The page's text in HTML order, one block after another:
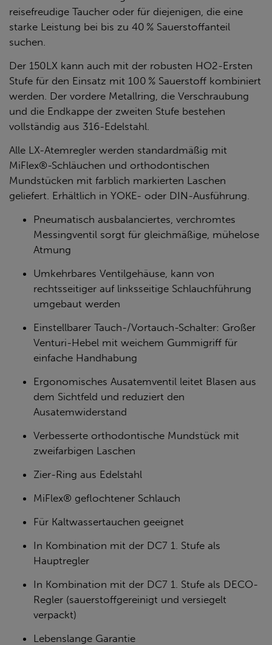
reisefreudige Taucher oder für diejenigen, die eine
starke Leistung bei bis zu 40 % Sauerstoffanteil
suchen.
Der 150LX kann auch mit der robusten HO2-Ersten
Stufe für den Einsatz mit 100 % Sauerstoff kombiniert
werden. Der vordere Metallring, die Verschraubung
und die Endkappe der zweiten Stufe bestehen
vollständig aus 316-Edelstahl.
Alle LX-Atemregler werden standardmäßig mit
MiFlex®-Schläuchen und orthodontischen
Mundstücken mit farblich markierten Laschen
geliefert. Erhältlich in YOKE- oder DIN-Ausführung.
Pneumatisch ausbalanciertes, verchromtes
Messingventil sorgt für gleichmäßige, mühelose
Atmung
Umkehrbares Ventilgehäuse, kann von
rechtsseitiger auf linksseitige Schlauchführung
umgebaut werden
Einstellbarer Tauch-/Vortauch-Schalter: Großer
Venturi-Hebel mit weichem Gummigriff für
einfache Handhabung
Ergonomisches Ausatemventil leitet Blasen aus
dem Sichtfeld und reduziert den
Ausatemwiderstand
Verbesserte orthodontische Mundstück mit
zweifarbigen Laschen
Zier-Ring aus Edelstahl
MiFlex® geflochtener Schlauch
Für Kaltwassertauchen geeignet
In Kombination mit der DC7 1. Stufe als
Hauptregler
In Kombination mit der DC7 1. Stufe als DECO-
Regler (sauerstoffgereinigt und versiegelt
verpackt)
Lebenslange Garantie